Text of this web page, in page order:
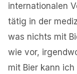
internationalen
tätig in der
was nichts mit
wie vor,
mit Bier kann